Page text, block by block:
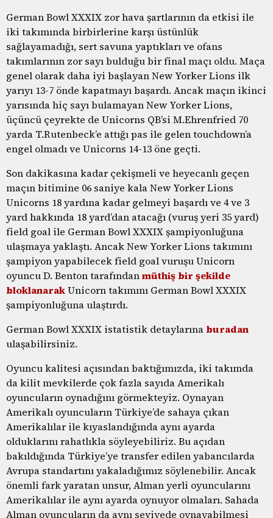
German Bowl XXXIX zor hava şartlarının da etkisi ile
iki takımında birbirlerine karşı üstünlük
sağlayamadığı, sert savuna yaptıkları ve ofans
takımlarının zor sayı bulduğu bir final maçı oldu. Maça
genel olarak daha iyi başlayan New Yorker Lions ilk
yarıyı 13-7 önde kapatmayı başardı. Ancak maçın ikinci
yarısında hiç sayı bulamayan New Yorker Lions,
üçüncü çeyrekte de Unicorns QB’si M.Ehrenfried 70
yarda T.Rutenbeck’e attığı pas ile gelen touchdown’a
engel olmadı ve Unicorns 14-13 öne geçti.
Son dakikasına kadar çekişmeli ve heyecanlı geçen
maçın bitimine 06 saniye kala New Yorker Lions
Unicorns 18 yardına kadar gelmeyi başardı ve 4 ve 3
yard hakkında 18 yard’dan atacağı (vuruş yeri 35 yard)
field goal ile German Bowl XXXIX şampiyonluğuna
ulaşmaya yaklaştı. Ancak New Yorker Lions takımını
şampiyon yapabilecek field goal vuruşu Unicorn
oyuncu D. Benton tarafındanmüthiş bir şekilde
bloklanarakUnicorn takımını German Bowl XXXIX
şampiyonluğuna ulaştırdı.
German Bowl XXXIX istatistik detaylarına buradan
ulaşabilirsiniz.
Oyuncu kalitesi açısından baktığımızda, iki takımda
da kilit mevkilerde çok fazla sayıda Amerikalı
oyuncuların oynadığını görmekteyiz. Oynayan
Amerikalı oyuncuların Türkiye’de sahaya çıkan
Amerikalılar ile kıyaslandığında aynı ayarda
olduklarını rahatlıkla söyleyebiliriz. Bu açıdan
bakıldığında Türkiye’ye transfer edilen yabancılarda
Avrupa standartını yakaladığımız söylenebilir. Ancak
önemli fark yaratan unsur, Alman yerli oyuncularını
Amerikalılar ile aynı ayarda oynuyor olmaları. Sahada
Alman oyuncuların da aynı seviyede oynayabilmesi